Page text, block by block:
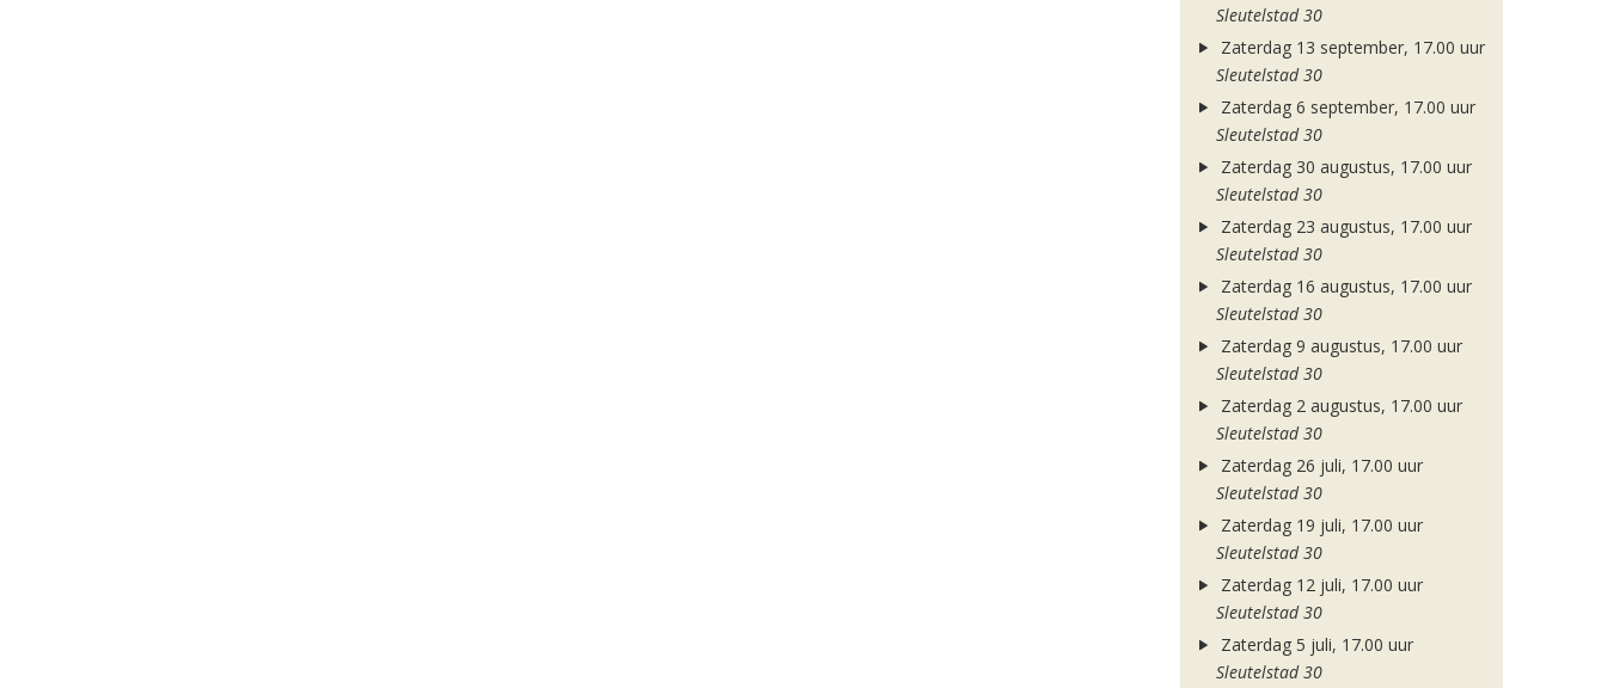
Sleutelstad 30
Zaterdag 13 september, 17.00 uur
Sleutelstad 30
Zaterdag 6 september, 17.00 uur
Sleutelstad 30
Zaterdag 30 augustus, 17.00 uur
Sleutelstad 30
Zaterdag 23 augustus, 17.00 uur
Sleutelstad 30
Zaterdag 16 augustus, 17.00 uur
Sleutelstad 30
Zaterdag 9 augustus, 17.00 uur
Sleutelstad 30
Zaterdag 2 augustus, 17.00 uur
Sleutelstad 30
Zaterdag 26 juli, 17.00 uur
Sleutelstad 30
Zaterdag 19 juli, 17.00 uur
Sleutelstad 30
Zaterdag 12 juli, 17.00 uur
Sleutelstad 30
Zaterdag 5 juli, 17.00 uur
Sleutelstad 30